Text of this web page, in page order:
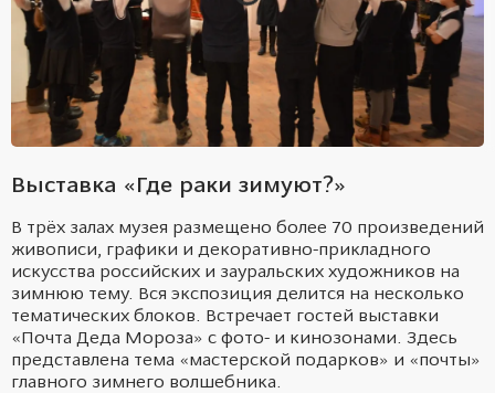
Выставка «Где раки зимуют?»
В трёх залах музея размещено более 70 произведений
живописи, графики и декоративно-прикладного
искусства российских и зауральских художников на
зимнюю тему. Вся экспозиция делится на несколько
тематических блоков. Встречает гостей выставки
«Почта Деда Мороза» с фото- и кинозонами. Здесь
представлена тема «мастерской подарков» и «почты»
главного зимнего волшебника.